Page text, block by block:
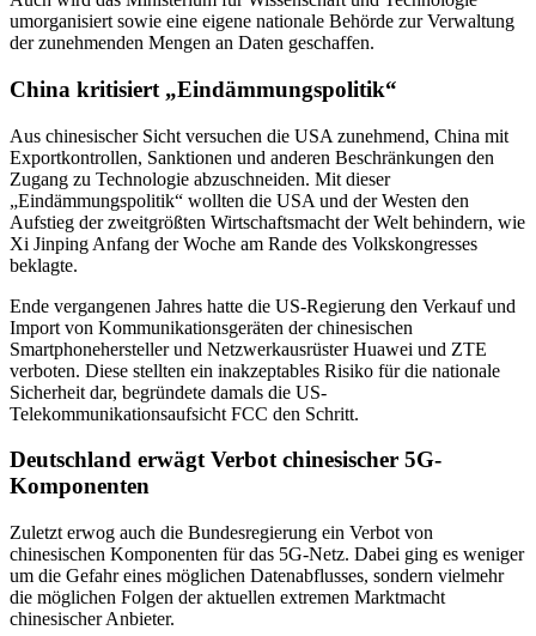
umorganisiert sowie eine eigene nationale Behörde zur Verwaltung
der zunehmenden Mengen an Daten geschaffen.
China kritisiert „Eindämmungspolitik“
Aus chinesischer Sicht versuchen die USA zunehmend, China mit
Exportkontrollen, Sanktionen und anderen Beschränkungen den
Zugang zu Technologie abzuschneiden. Mit dieser
„Eindämmungspolitik“ wollten die USA und der Westen den
Aufstieg der zweitgrößten Wirtschaftsmacht der Welt behindern, wie
Xi Jinping Anfang der Woche am Rande des Volkskongresses
beklagte.
Ende vergangenen Jahres hatte die US-Regierung den Verkauf und
Import von Kommunikationsgeräten der chinesischen
Smartphonehersteller und Netzwerkausrüster Huawei und ZTE
verboten. Diese stellten ein inakzeptables Risiko für die nationale
Sicherheit dar, begründete damals die US-
Telekommunikationsaufsicht FCC den Schritt.
Deutschland erwägt Verbot chinesischer 5G-
Komponenten
Zuletzt erwog auch die Bundesregierung ein Verbot von
chinesischen Komponenten für das 5G-Netz. Dabei ging es weniger
um die Gefahr eines möglichen Datenabflusses, sondern vielmehr
die möglichen Folgen der aktuellen extremen Marktmacht
chinesischer Anbieter.